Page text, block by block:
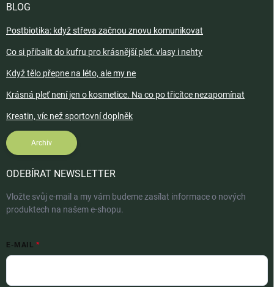
BLOG
Postbiotika: když střeva začnou znovu komunikovat
Co si přibalit do kufru pro krásnější pleť, vlasy i nehty
Když tělo přepne na léto, ale my ne
Krásná pleť není jen o kosmetice. Na co po třicítce nezapomínat
Kreatin, víc než sportovní doplněk
Archiv
ODEBÍRAT NEWSLETTER
Vložte svůj e-mail a my vám budeme zasílat informace o nových
produktech na našem e-shopu.
E-MAIL